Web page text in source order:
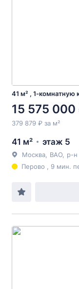
41 м² , 1-комнатную
15 575 000
379 879 ₽ за м²
41 м² этаж 5
Москва ВАО р-н
Перово , 9 мин.